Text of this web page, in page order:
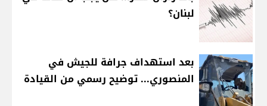
لبنان؟
بعد استهداف جرافة للجيش في
المنصوري... توضيح رسمي من القيادة